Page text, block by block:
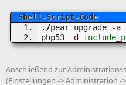
. /pear upgrade -a
php53
-d
Anschließend zur
(Einstellungen -> Administration